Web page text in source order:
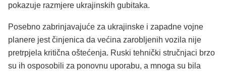
pokazuje razmjere ukrajinskih gubitaka.
Posebno zabrinjavajuće za ukrajinske i zapadne vojne
planere jest činjenica da većina zarobljenih vozila nije
pretrpjela kritična oštećenja. Ruski tehnički stručnjaci brzo
su ih osposobili za ponovnu uporabu, a mnoga su bila